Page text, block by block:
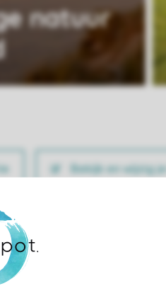
natuur
Bekijk en wijzig